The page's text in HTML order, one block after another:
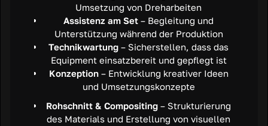
Umsetzung von Dreharbeiten
Assistenz am Set – Begleitung und
Unterstützung während der Produktion
Technikwartung – Sicherstellen, dass das
Equipment einsatzbereit und gepflegt ist
Konzeption– Entwicklung kreativer Ideen
und Umsetzungskonzepte
Rohschnitt & Compositing – Strukturierung
des Materials und Erstellung von visuellen